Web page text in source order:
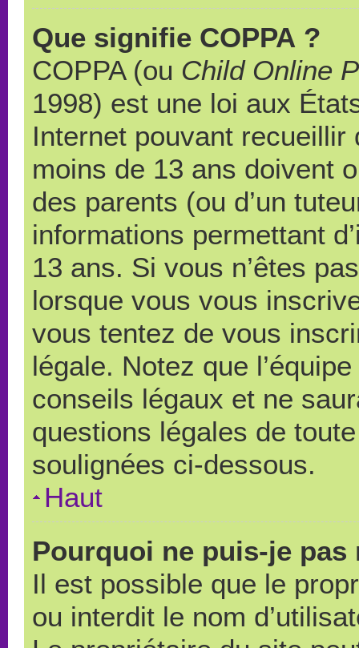
Que signifie COPPA ?
COPPA (ou Child Online
1998) est une loi aux
Internet pouvant
moins de 13 ans doivent
des parents (ou d’un
informations permettant
13 ans. Si vous n’êtes
lorsque vous vous
vous tentez de vous
légale. Notez que
conseils légaux et ne
questions légales de
soulignées ci-dessous.
Haut
Pourquoi ne puis-je pas
Il est possible que le
ou interdit le nom